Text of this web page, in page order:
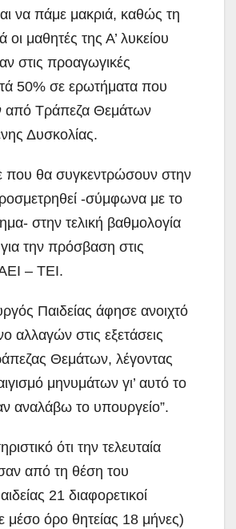
να πάμε μακριά, καθώς τη
οι μαθητές της Α’ λυκείου
στις προαγωγικές
50% σε ερωτήματα που
από Τράπεζα Θεμάτων
Δυσκολίας.
που θα συγκεντρώσουν στην
-σύμφωνα με το
στην τελική βαθμολογία
την πρόσβαση στις
– ΤΕΙ.
Παιδείας άφησε ανοιχτό
αλλαγών στις εξετάσεις
Θεμάτων, λέγοντας
μηνυμάτων γι’ αυτό το
αναλάβω το υπουργείο”.
ότι την τελευταία
από τη θέση του
21 διαφορετικοί
μέσο όρο θητείας 18 μήνες)